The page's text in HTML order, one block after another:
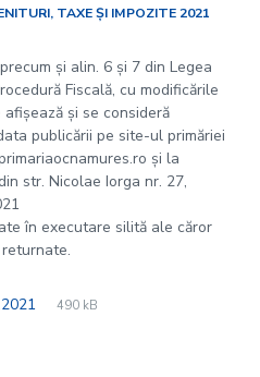
TAXE ȘI IMPOZITE 2021
și alin. 6 și 7 din Legea
Fiscală, cu modificările
și se consideră
publicării pe site-ul primăriei
și la
str. Nicolae Iorga nr. 27,
în executare silită ale căror
File
pdf
File
490 kB